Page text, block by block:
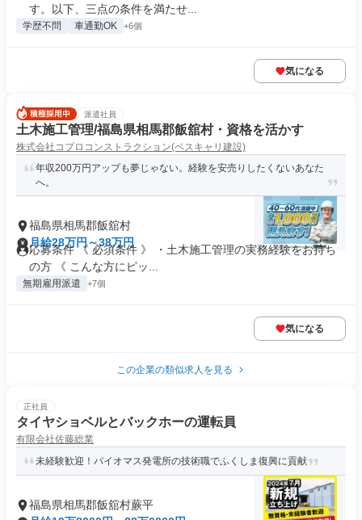
す。以下、三点の条件を満たせ...
学歴不問 車通勤OK +6個
気になる
派遣社員
土木施工管理/福島県相馬郡飯舘村・資格を活かす
株式会社コプロコンストラクション(ベスキャリ建設)
年収200万円アップも夢じゃない。経験を安売りしたくないあなた
へ。
福島県相馬郡飯舘村
月給28万円～38万円
応募条件 《 必須条件 》 ・土木施工管理の実務経験をお持ち
の方 《 こんな方にピッ...
無期雇用派遣 +7個
気になる
この企業の類似求人を見る
正社員
タイヤショベルとバックホーの運転員
有限会社佐藤総業
未経験歓迎！バイオマス発電所の技術職でふくしま復興に貢献
福島県相馬郡飯舘村蕨平